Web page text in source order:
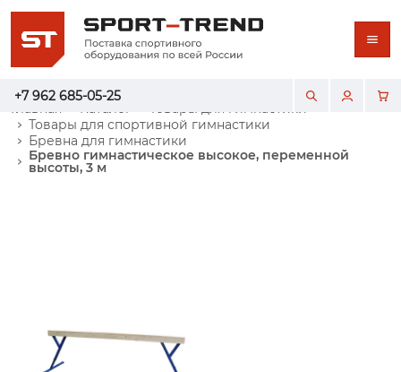
+7 962 685-05-25
Главная Каталог
Товары для гимнастики
Товары для спортивной гимнастики
Бревна для гимнастики
Бревно гимнастическое высокое, переменной
высоты, 3 м